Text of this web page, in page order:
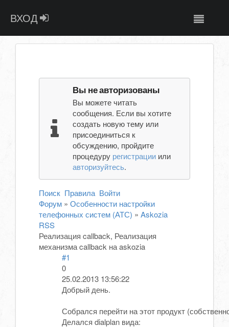
ВХОД
Вы не авторизованы
Вы можете читать
сообщения. Если вы хотите
создать новую тему или
присоединиться к
обсуждению, пройдите
процедуру регистрацииили
авторизуйтесь.
Поиск Правила Войти
Форум » Особенности настройки
телефонных систем (АТС) » Askozia
RSS
Реализация callback, Реализация
механизма callback на askozia
#1
0
25.02.2013 13:56:22
Добрый день.
Собрался перейти на этот продукт
Делался dialplan вида: